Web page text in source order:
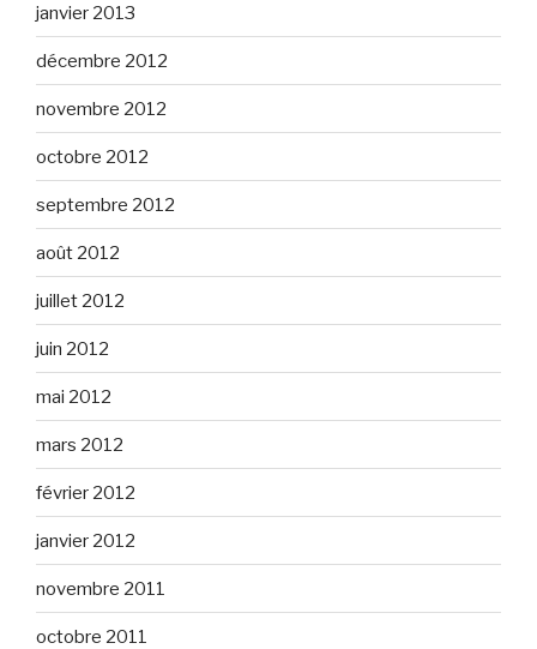
janvier 2013
décembre 2012
novembre 2012
octobre 2012
septembre 2012
août 2012
juillet 2012
juin 2012
mai 2012
mars 2012
février 2012
janvier 2012
novembre 2011
octobre 2011